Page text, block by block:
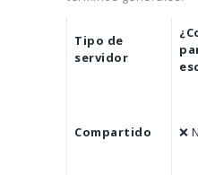
Tipo de
servidor
Compartido ❌